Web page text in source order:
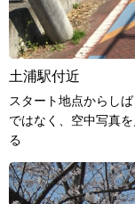
土浦駅付近
スタート地点からし
ではなく、空中写真
る